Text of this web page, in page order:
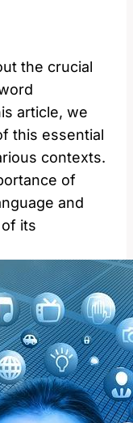
the crucial
​article, we
this essential‍
contexts.
of
and
its